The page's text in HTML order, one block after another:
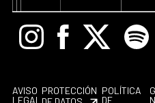
InstagramFacebook
X Spotify
AVISO
LEGAL
PROTECCIÓN POLÍTICA
DE